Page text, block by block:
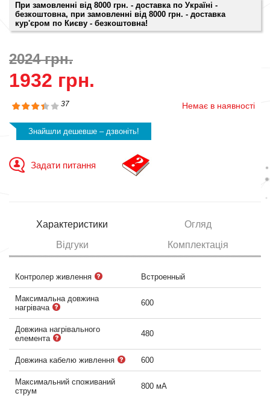
При замовленні від 8000 грн. - доставка по Україні -
безкоштовна, при замовленні від 8000 грн. - доставка
кур'єром по Києву - безкоштовна!
2024 грн.
1932 грн.
37 Немає в наявності
Знайшли дешевше – дзвоніть!
Задати питання
Характеристики
Огляд
Відгуки
Комплектація
Контролер живлення Встроенный
Максимальна довжина
нагрівача
600
Довжина нагрівального
елемента
480
Довжина кабелю живлення 600
Максимальний споживаний
струм
800 мА